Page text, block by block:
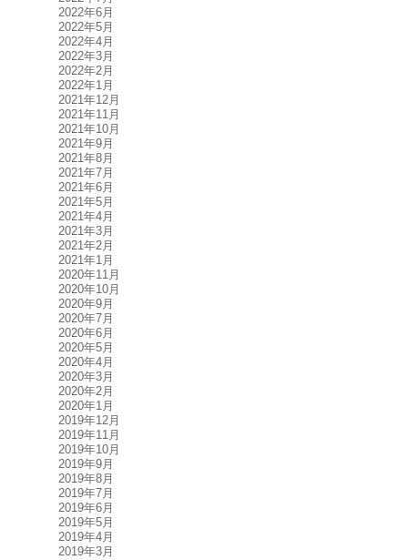
2022年6月
2022年5月
2022年4月
2022年3月
2022年2月
2022年1月
2021年12月
2021年11月
2021年10月
2021年9月
2021年8月
2021年7月
2021年6月
2021年5月
2021年4月
2021年3月
2021年2月
2021年1月
2020年11月
2020年10月
2020年9月
2020年7月
2020年6月
2020年5月
2020年4月
2020年3月
2020年2月
2020年1月
2019年12月
2019年11月
2019年10月
2019年9月
2019年8月
2019年7月
2019年6月
2019年5月
2019年4月
2019年3月